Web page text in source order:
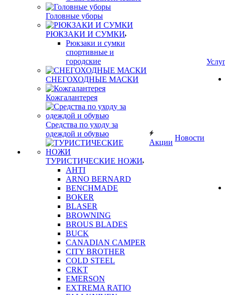
Головные уборы
РЮКЗАКИ И СУМКИ
Рюкзаки и сумки
спортивные и
городские
СНЕГОХОДНЫЕ МАСКИ
Кожгалантерея
Средства по уходу за
одеждой и обувью
ТУРИСТИЧЕСКИЕ НОЖИ
AHTI
ARNO BERNARD
BENCHMADE
BOKER
BLASER
BROWNING
BROUS BLADES
BUCK
CANADIAN CAMPER
CITY BROTHER
COLD STEEL
CRKT
EMERSON
EXTREMA RATIO
Акции
Новости